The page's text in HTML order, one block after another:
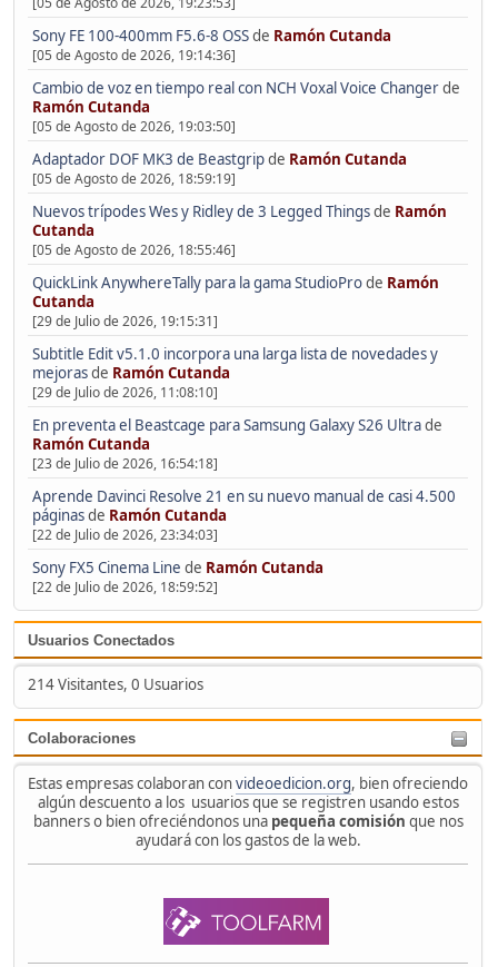
Sony FE 100-400mm F5.6-8 OSSde Ramón Cutanda
[05 de Agosto de 2026, 19:14:36]
Cambio de voz en tiempo real con NCH Voxal Voice Changerde
Ramón Cutanda
[05 de Agosto de 2026, 19:03:50]
Adaptador DOF MK3 de Beastgripde Ramón Cutanda
[05 de Agosto de 2026, 18:59:19]
Nuevos trípodes Wes y Ridley de 3 Legged Thingsde Ramón
Cutanda
[05 de Agosto de 2026, 18:55:46]
QuickLink AnywhereTally para la gama StudioProde Ramón
Cutanda
[29 de Julio de 2026, 19:15:31]
Subtitle Edit v5.1.0 incorpora una larga lista de novedades y
mejorasde Ramón Cutanda
[29 de Julio de 2026, 11:08:10]
En preventa el Beastcage para Samsung Galaxy S26 Ultrade
Ramón Cutanda
[23 de Julio de 2026, 16:54:18]
Aprende Davinci Resolve 21 en su nuevo manual de casi 4.500
páginasde Ramón Cutanda
[22 de Julio de 2026, 23:34:03]
Sony FX5 Cinema Line de Ramón Cutanda
[22 de Julio de 2026, 18:59:52]
Usuarios Conectados
214 Visitantes, 0 Usuarios
Colaboraciones
Estas empresas colaboran convideoedicion.org, bien ofreciendo
algún descuento a los usuarios que se registren usando estos
banners o bien ofreciéndonos una pequeña comisión que nos
ayudará con los gastos de la web.